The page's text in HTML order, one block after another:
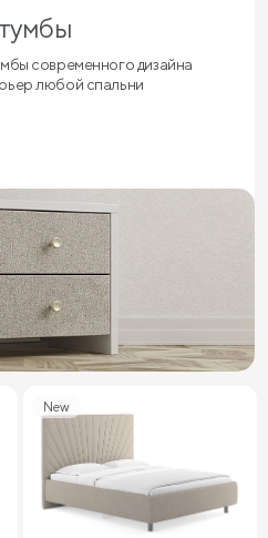
современного дизайна
любой спальни
New